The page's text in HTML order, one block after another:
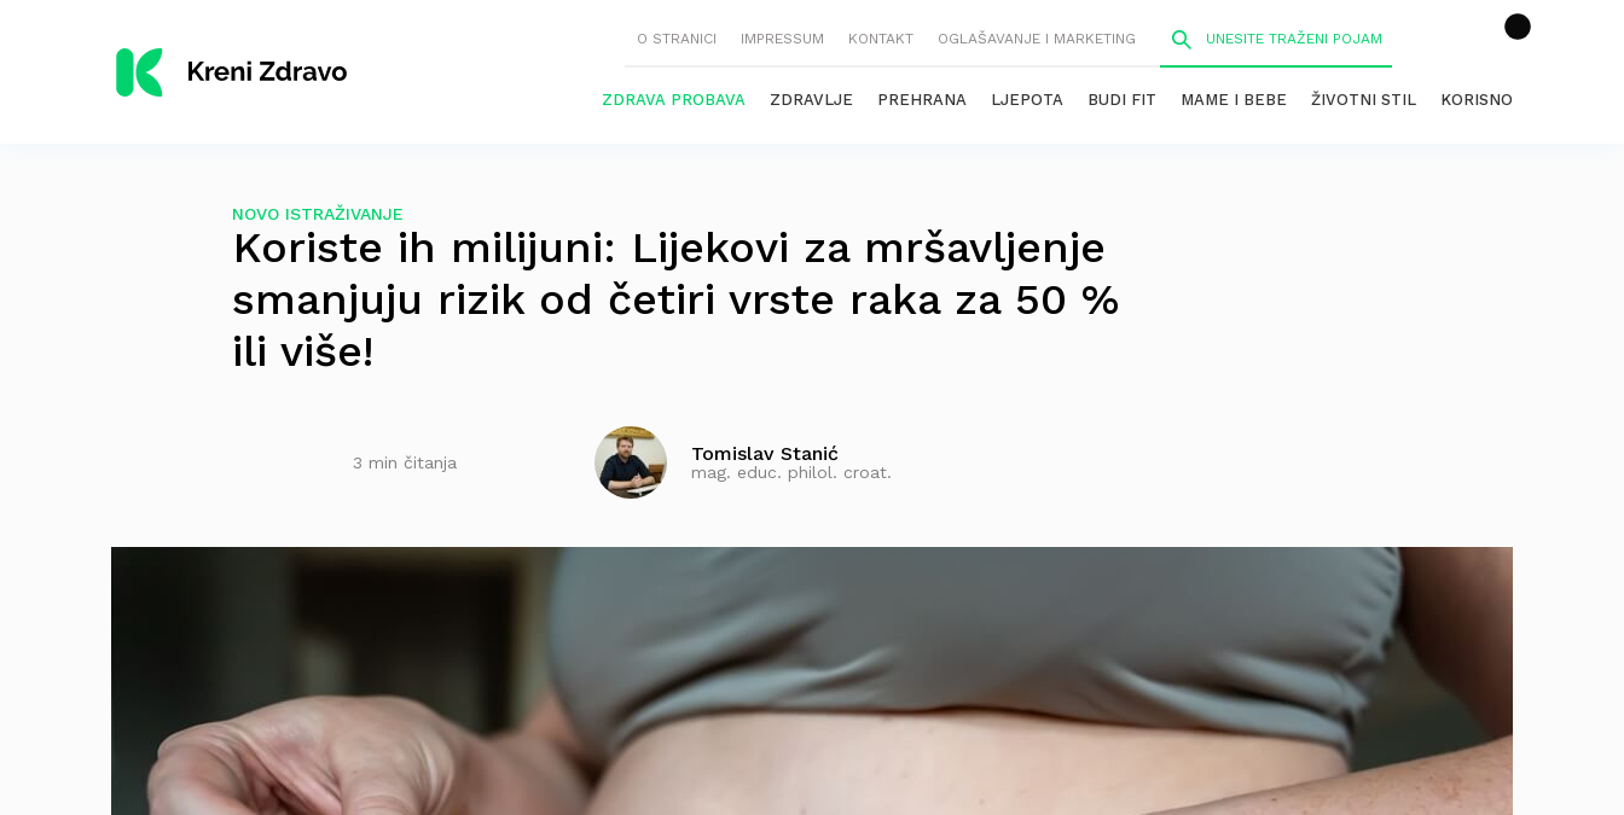
O STRANICI IMPRESSUM KONTAKT OGLAŠAVANJE I MARKETING
ZDRAVA PROBAVA ZDRAVLJE PREHRANA LJEPOTA BUDI FIT MAME I BEBE ŽIVOTNI STIL KORISNO
NOVO ISTRAŽIVANJE
Koriste ih milijuni: Lijekovi za mršavljenje
smanjuju rizik od četiri vrste raka za 50 %
ili više!
3 min čitanja Tomislav Stanić
mag. educ. philol. croat.